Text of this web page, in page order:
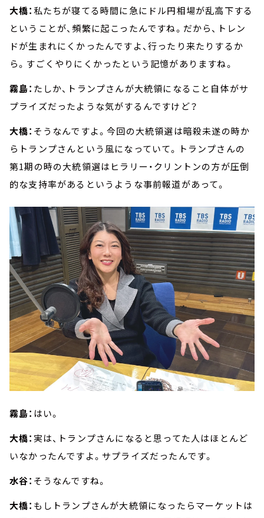
大橋：私たちが寝てる時間に急にドル円相場が乱高下する
ということが、頻繁に起こったんですね。だから、トレン
ドが生まれにくかったんですよ、行ったり来たりするか
ら。すごくやりにくかったという記憶がありますね。
霧島： たしか、トランプさんが大統領になること自体がサ
プライズだったような気がするんですけど？
大橋： そうなんですよ。今回の大統領選は暗殺未遂の時か
らトランプさんという風になっていて。トランプさんの
第1期の時の大統領選はヒラリー・クリントンの方が圧倒
的な支持率があるというような事前報道があって。
霧島： はい。
大橋： 実は、トランプさんになると思ってた人はほとんど
いなかったんですよ。サプライズだったんです。
水谷： そうなんですね。
大橋： もしトランプさんが大統領になったらマーケットは